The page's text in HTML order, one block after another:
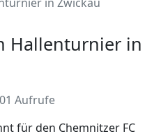
Hallenturnier in
Aufrufe
für den Chemnitzer FC